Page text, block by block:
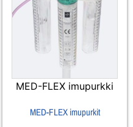
MED-FLEX imupurkki
MED-FLEX imupurkit